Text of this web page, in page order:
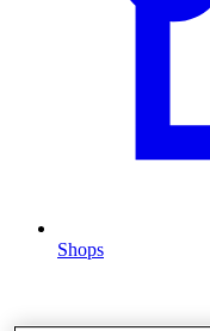
Shops